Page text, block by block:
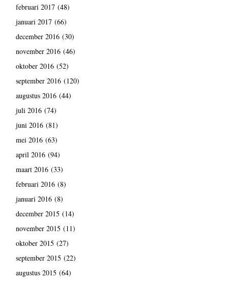
februari 2017(48)
januari 2017(66)
december 2016(30)
november 2016(46)
oktober 2016(52)
september 2016(120)
augustus 2016(44)
juli 2016(74)
juni 2016(81)
mei 2016(63)
april 2016(94)
maart 2016(33)
februari 2016(8)
januari 2016(8)
december 2015 (14)
november 2015 (11)
oktober 2015 (27)
september 2015 (22)
augustus 2015 (64)